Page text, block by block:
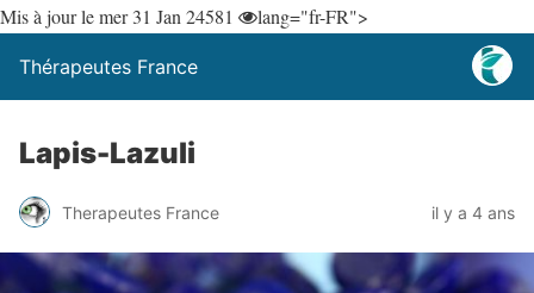
Mis à jour le mer 31 Jan 24581 lang="fr-FR">
Thérapeutes France
Lapis-Lazuli
Therapeutes France il y a 4 ans